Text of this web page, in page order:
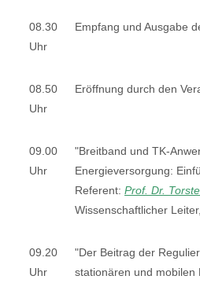
08.30
Uhr
Empfang und Ausgabe
08.50
Uhr
Eröffnung durch den
09.00
Uhr
"Breitband und TK-
Energieversorgung:
Referent: Prof. Dr.
Wissenschaftlicher
09.20
Uhr
"Der Beitrag der
stationären und mobilen